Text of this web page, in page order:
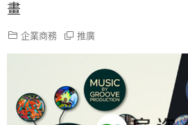
畫
企業商務 推廣